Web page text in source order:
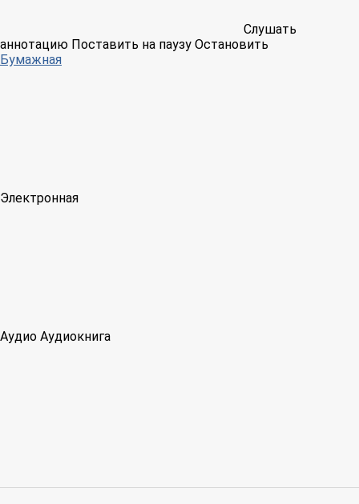
Слушать
аннотацию Поставить на паузу Остановить
Бумажная
Электронная
Аудио Аудиокнига